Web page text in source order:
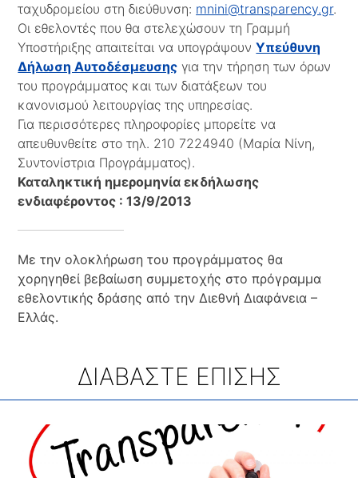
ταχυδρομείου στη διεύθυνση: mnini@transparency.gr.
Οι εθελοντές που θα στελεχώσουν τη Γραμμή
Υποστήριξης απαιτείται να υπογράψουνΥπεύθυνη
Δήλωση Αυτοδέσμευσης για την τήρηση των όρων
του προγράμματος και των διατάξεων του
κανονισμού λειτουργίας της υπηρεσίας.
Για περισσότερες πληροφορίες μπορείτε να
απευθυνθείτε στο τηλ. 210 7224940 (Μαρία Νίνη,
Συντονίστρια Προγράμματος).
Καταληκτική ημερομηνία εκδήλωσης
ενδιαφέροντος : 13/9/2013
Με την ολοκλήρωση του προγράμματος θα
χορηγηθεί βεβαίωση συμμετοχής στο πρόγραμμα
εθελοντικής δράσης από την Διεθνή Διαφάνεια –
Ελλάς.
ΔΙΑΒΑΣΤΕ ΕΠΙΣΗΣ